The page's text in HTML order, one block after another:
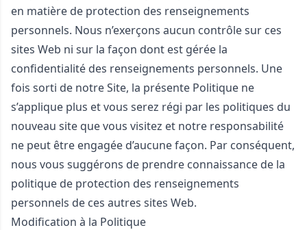
en matière de protection des renseignements
personnels. Nous n’exerçons aucun contrôle sur ces
sites Web ni sur la façon dont est gérée la
confidentialité des renseignements personnels. Une
fois sorti de notre Site, la présente Politique ne
s’applique plus et vous serez régi par les politiques du
nouveau site que vous visitez et notre responsabilité
ne peut être engagée d’aucune façon. Par conséquent,
nous vous suggérons de prendre connaissance de la
politique de protection des renseignements
personnels de ces autres sites Web.
Modification à la Politique